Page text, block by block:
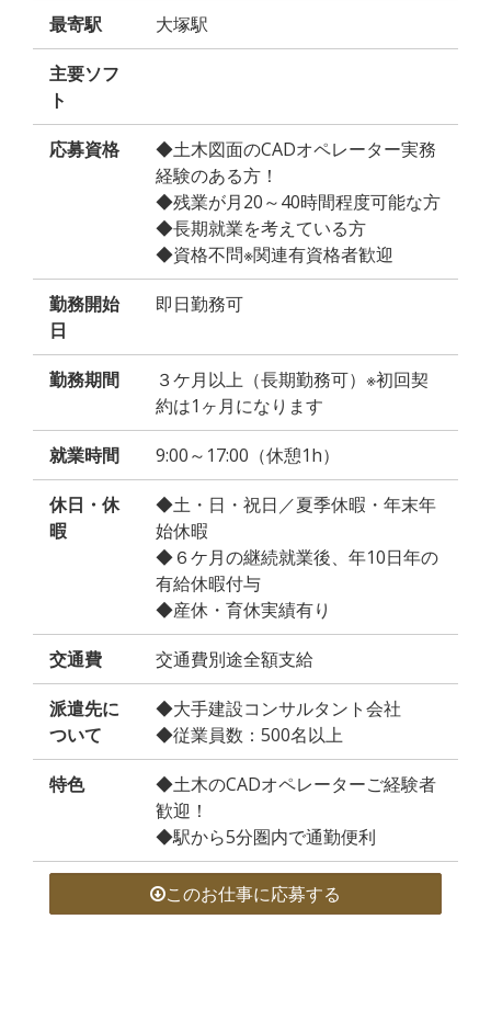
最寄駅 大塚駅
主要ソフ
ト
応募資格
◆土木図面のCADオペレーター実務
経験のある方！
◆残業が月20～40時間程度可能な方
◆長期就業を考えている方
◆資格不問※関連有資格者歓迎
勤務開始
日
即日勤務可
勤務期間
３ケ月以上（長期勤務可）※初回契
約は1ヶ月になります
就業時間 9:00～17:00（休憩1h）
休日・休
暇
◆土・日・祝日／夏季休暇・年末年
始休暇
◆６ケ月の継続就業後、年10日年の
有給休暇付与
◆産休・育休実績有り
交通費 交通費別途全額支給
派遣先に
ついて
◆大手建設コンサルタント会社
◆従業員数：500名以上
特色
◆土木のCADオペレーターご経験者
歓迎！
◆駅から5分圏内で通勤便利
このお仕事に応募する